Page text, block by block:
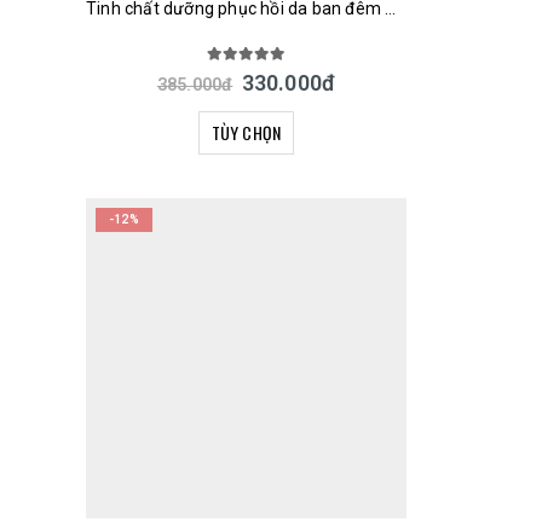
Tinh chất dưỡng phục hồi da ban đêm URUYOI Night Repair Essence Cosmetex Roland 100ml Nhật Bản
out of 5
385.000đ 330.000đ
TÙY CHỌN
-12%